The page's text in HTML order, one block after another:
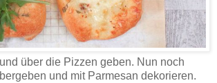
über die Pizzen geben. Nun noch
und mit Parmesan dekorieren.